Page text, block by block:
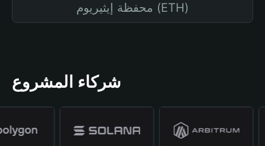
محفظة إيثيريوم (ETH)
شركاء المشروع